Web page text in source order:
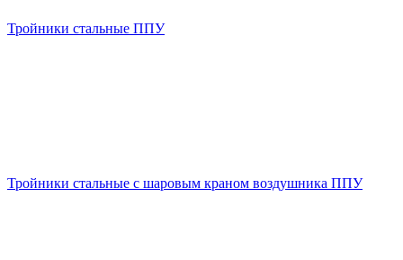
Тройники стальные ППУ
Тройники стальные с шаровым краном воздушника ППУ